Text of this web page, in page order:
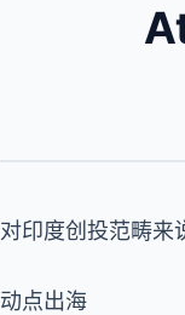
对印度创投范畴来
动点出海